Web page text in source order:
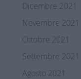
Dicembre 2021
Novembre 2021
Ottobre 2021
Settembre 2021
Agosto 2021